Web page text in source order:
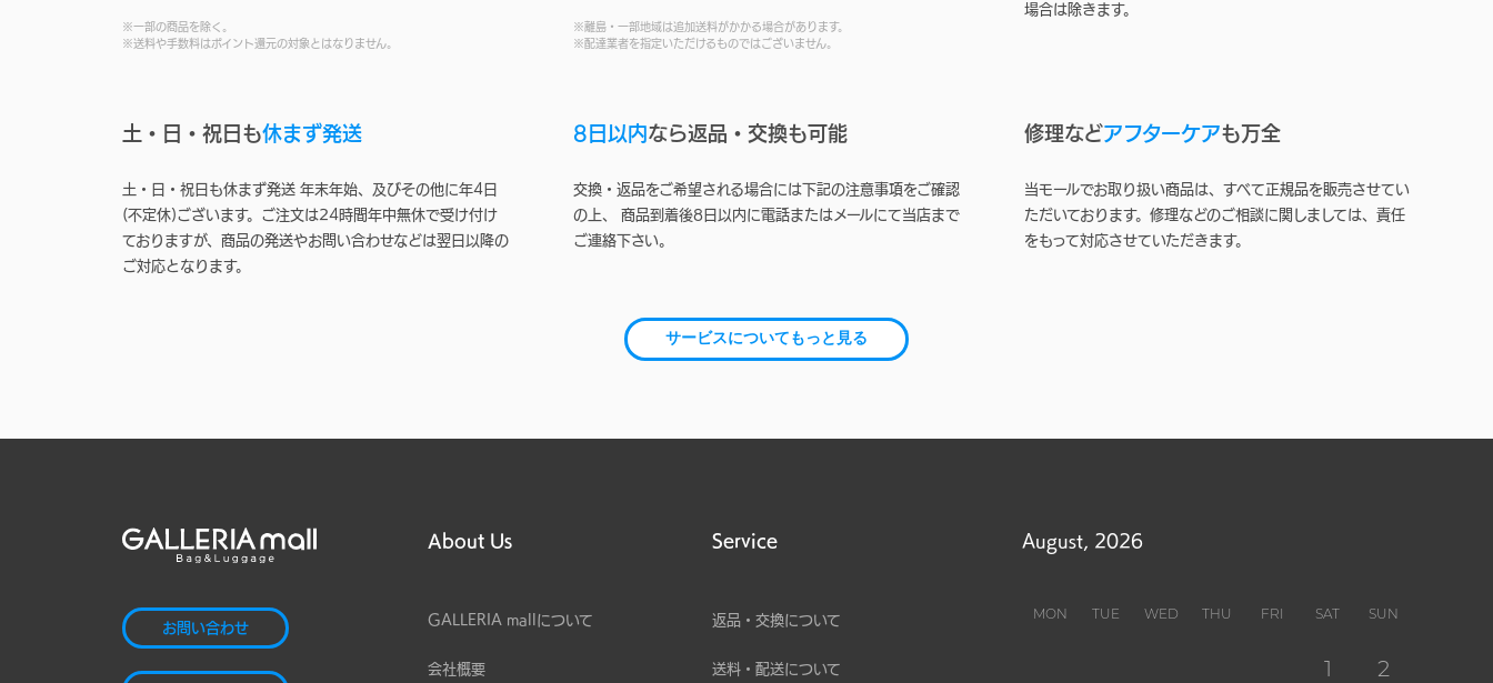
※一部の商品を除く。
※送料や手数料はポイント還元の対象とはなりません。
※離島・一部地域は追加送料がかかる場合があります。
※配達業者を指定いただけるものではございません。
場合は除きます。
土・日・祝日も休まず発送
土・日・祝日も休まず発送 年末年始、及びその他に年4日
(不定休)ございます。ご注文は24時間年中無休で受け付け
ておりますが、商品の発送やお問い合わせなどは翌日以降の
ご対応となります。
8日以内なら返品・交換も可能
交換・返品をご希望される場合には下記の注意事項をご確認
の上、 商品到着後8日以内に電話またはメールにて当店まで
ご連絡下さい。
修理などアフターケアも万全
当モールでお取り扱い商品は、すべて正規品を販売させてい
ただいております。修理などのご相談に関しましては、責任
をもって対応させていただきます。
サービスについてもっと見る
お問い合わせ
About Us
GALLERIA mallについて
会社概要
Service
返品・交換について
送料・配送について
August, 2026
MON TUE WED THU FRI SAT SUN
2